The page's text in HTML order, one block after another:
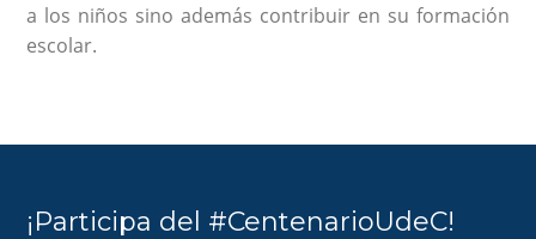
a los niños sino además contribuir en su formación
escolar.
¡Participa del #CentenarioUdeC!